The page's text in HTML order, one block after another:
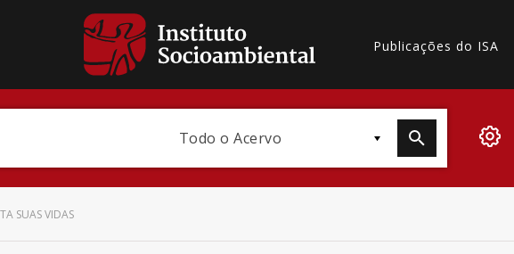
Publicações do ISA
Todo o Acervo
SUAS VIDAS